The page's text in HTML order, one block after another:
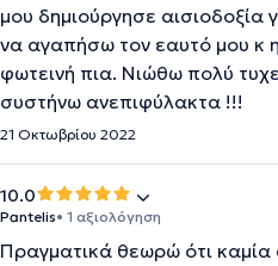
μου δημιούργησε
να αγαπήσω τον εαυτό μου κ η
φωτεινή πια. Νιώθω πολύ
συστήνω ανεπιφύλακτα !!!
21 Οκτωβρίου 2022
10.0
Pantelis• 1 αξιολόγηση
Πραγματικά θεωρώ ότι καμία